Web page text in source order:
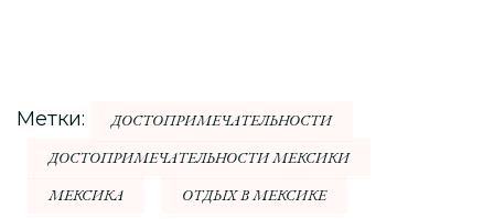
Метки:
ДОСТОПРИМЕЧАТЕЛЬНОСТИ
ДОСТОПРИМЕЧАТЕЛЬНОСТИ МЕКСИКИ
МЕКСИКА
ОТДЫХ В МЕКСИКЕ